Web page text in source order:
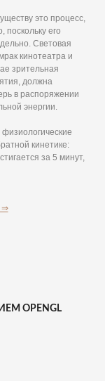
это процесс,
его
Световая
кинотеатра и
зрительная
должна
в распоряжении
энергии.
кинетике:
за 5 минут,
⇒
OPENGL